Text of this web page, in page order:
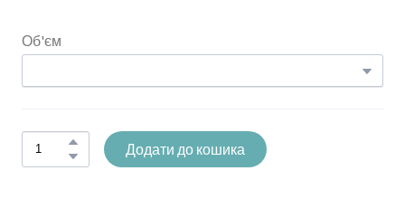
Об'єм
Додати до кошика